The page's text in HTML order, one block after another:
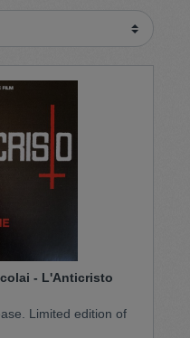
- L'Anticristo
Limited edition of